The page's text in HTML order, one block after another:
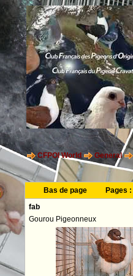
CFPOI World General
Bas de page Pages :
fab
Gourou Pigeonneux